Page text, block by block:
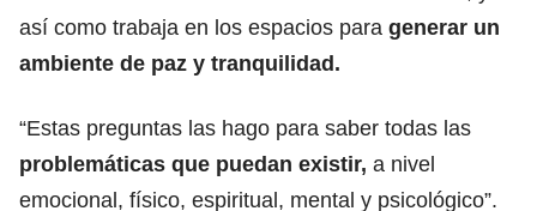
así como trabaja en los espacios para generar un
ambiente de paz y tranquilidad.
“Estas preguntas las hago para saber todas las
problemáticas que puedan existir, a nivel
emocional, físico, espiritual, mental y psicológico”.